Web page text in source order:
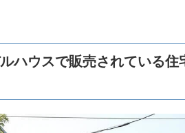
ハウスで販売されている住